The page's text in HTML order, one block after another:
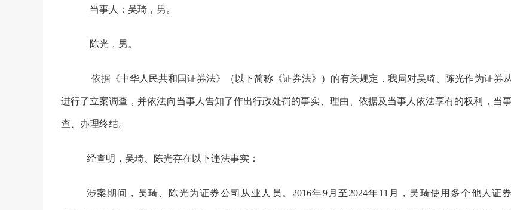
当事人：吴琦，男。
陈光，男。
依据《中华人民共和国证券法》 （以下简称《证券法》） 的有关规定，我局对吴琦、陈光作为证券
进行了立案调查，并依法向当事人告知了作出行政处罚的事实、理由、依据及当事人依法享有的权利，当
查、办理终结。
经查明，吴琦、陈光存在以下违法事实：
涉案期间 ，吴琦、陈光为证券公司 从业人员。2016年9月至2024年11 月，吴琦使用 多个他人证